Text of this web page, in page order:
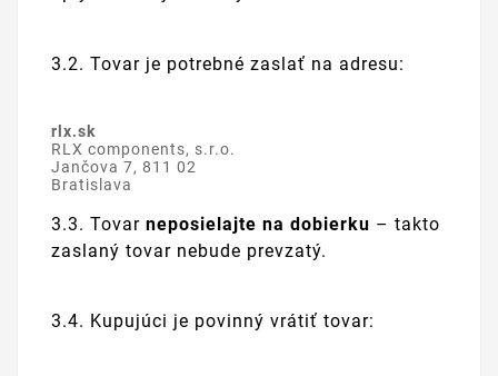
3.2. Tovar je potrebné zaslať na adresu:
rlx.sk
RLX components, s.r.o.
Jančova 7, 811 02
Bratislava
3.3. Tovar neposielajte na dobierku – takto
zaslaný tovar nebude prevzatý.
3.4. Kupujúci je povinný vrátiť tovar: